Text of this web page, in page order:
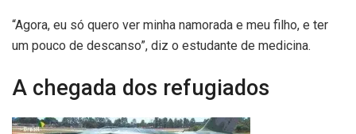
“Agora, eu só quero ver minha namorada e meu filho, e ter
um pouco de descanso”, diz o estudante de medicina.
A chegada dos refugiados